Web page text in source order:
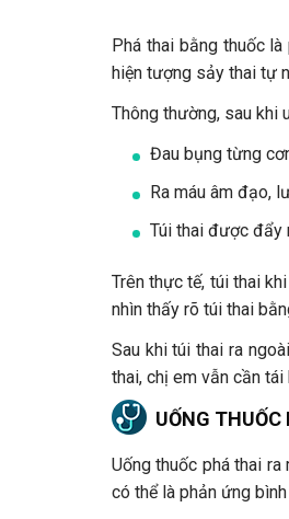
Phá thai bằng thuốc
hiện tượng sảy thai tự
Thông thường, sau khi
Đau bụng từng
Ra máu âm đạo,
Túi thai được đẩy
Trên thực tế, túi thai
nhìn thấy rõ túi thai
Sau khi túi thai ra
thai, chị em vẫn cần
UỐNG
Uống thuốc phá thai
có thể là phản ứng